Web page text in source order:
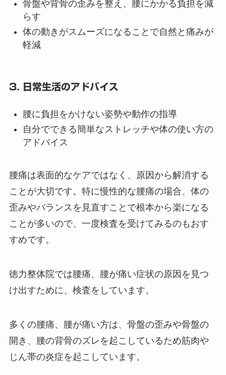
骨盤や背骨の歪みを整え、腰にかかる負担を減
らす
体の動きがスムーズになることで自然と痛みが
軽減
3. 日常生活のアドバイス
腰に負担をかけない姿勢や動作の指導
自分でできる簡単なストレッチや体の使い方の
アドバイス
腰痛は表面的なケアではなく、原因から解消する
ことが大切です。特に慢性的な腰痛の場合、体の
歪みやバランスを見直すことで根本から楽になる
ことが多いので、一度検査を受けてみるのもおす
すめです。
徳力整体院では腰痛、腰が痛い症状の原因を見つ
け出すために、検査をしています。
多くの腰痛、腰が痛い方は、骨盤の歪みや骨盤の
開き、腰の背骨のズレを起こしているため筋肉や
じん帯の炎症を起こしています。